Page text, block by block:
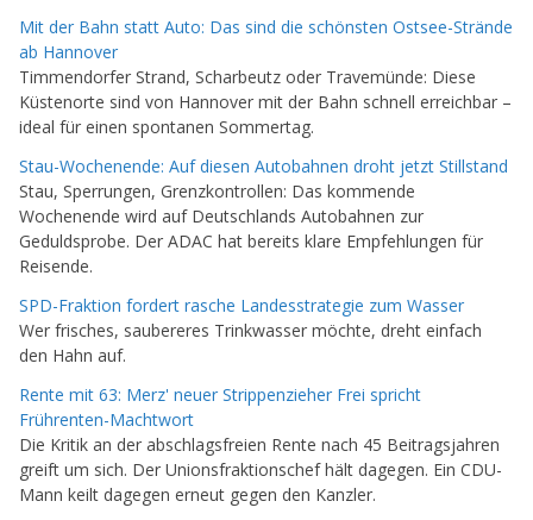
Mit der Bahn statt Auto: Das sind die schönsten Ostsee-Strände
ab Hannover
Timmendorfer Strand, Scharbeutz oder Travemünde: Diese
Küstenorte sind von Hannover mit der Bahn schnell erreichbar –
ideal für einen spontanen Sommertag.
Stau-Wochenende: Auf diesen Autobahnen droht jetzt Stillstand
Stau, Sperrungen, Grenzkontrollen: Das kommende
Wochenende wird auf Deutschlands Autobahnen zur
Geduldsprobe. Der ADAC hat bereits klare Empfehlungen für
Reisende.
SPD-Fraktion fordert rasche Landesstrategie zum Wasser
Wer frisches, saubereres Trinkwasser möchte, dreht einfach
den Hahn auf.
Rente mit 63: Merz' neuer Strippenzieher Frei spricht
Frührenten-Machtwort
Die Kritik an der abschlagsfreien Rente nach 45 Beitragsjahren
greift um sich. Der Unionsfraktionschef hält dagegen. Ein CDU-
Mann keilt dagegen erneut gegen den Kanzler.